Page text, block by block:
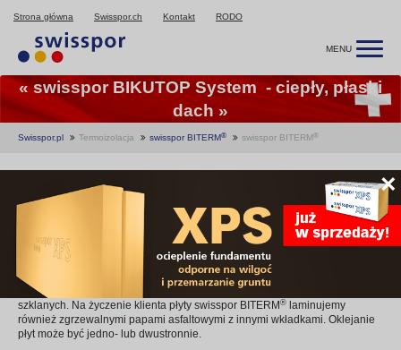
×
Strona główna Swisspor.ch Kontakt RODO
MENU
« swisspor BIKUTOP System - ciepły, płaski
dach »
Swisspor.pl Termoizolacja swisspor BITERM® swisspor BITERM®
swisspor BITERM®
(styropapa) to warstwowe płyty izolacyjne z rdzeniem
ze styropianu, w okładzinie z termozgrzewalnej papy asfaltowej. Rdzeń płyt
wykonany jest z płyt styropianowych o naprężeniu ściskającym przy 10%
odkształceniu względnym co najmniej 80 kPa. Okładzina płyt wykonana
jest ze zgrzewalnej, podkładowej papy asfaltowej na welonie z włókien
szklanych. Na życzenie klienta płyty swisspor BITERM ® laminujemy
również zgrzewalnymi papami asfaltowymi z innymi wkładkami. Oklejanie
płyt może być jedno- lub dwustronnie.